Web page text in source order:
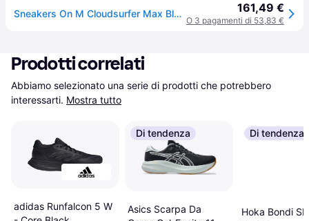
Sneakers On M Cloudsurfer Max Black/ Eclipse EUR 42.5 161,49 €
O 3 pagamenti di 53,83 €
Prodotti correlati
Abbiamo selezionato una serie di prodotti che potrebbero
interessarti. Mostra tutto
adidas Runfalcon 5 W
Di tendenza
Asics Scarpa Da
Di tendenza
Hoka Bondi